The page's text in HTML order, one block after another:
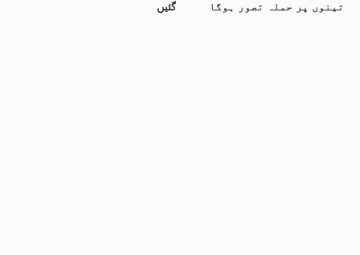
گئیں
تینوں پر حملہ تصور ہوگا